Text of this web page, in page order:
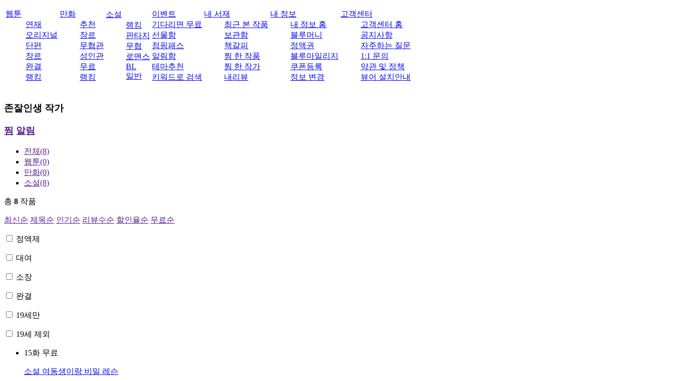
웹툰
연재
오리지널
단편
장르
완결
랭킹
만화
추천
장르
무협관
성인관
무료
랭킹
소설
랭킹
판타지
무협
로맨스
BL
일반
이벤트
기다리면 무료
선물함
점핑패스
알림함
테마추천
키워드로 검색
내 서재
최근 본 작품
보관함
책갈피
찜 한 작품
찜 한 작가
내리뷰
내 정보
내 정보 홈
블루머니
정액권
블루마일리지
쿠폰등록
정보 변경
고객센터
고객센터 홈
공지사항
자주하는 질문
1:1 문의
약관 및 정책
뷰어 설치안내
존잘인생 작가
찜 알림
전체 (8)
웹툰(0)
만화(0)
소설(8)
총 8 작품
최신순 제목순 인기순 리뷰수순 할인율순 무료순
정액제
대여
소장
완결
19세만
19세 제외
15화 무료
소설 여동생이랑 비밀 레슨